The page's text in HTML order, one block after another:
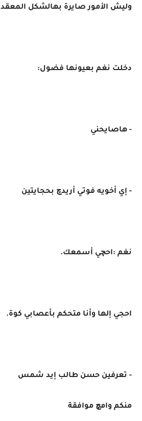
وليش الأمور صايرة بهالشكل المعقد
دخلت نغم بعيونها فضول:
- هاصايحني
- إي أخويه فوتي أريدچ بحجايتين
نغم :احچي أسمعك.
احجي إلها وأنا متحكم بأعصابي كوة.
- تعرفين حسن طالب إيد شمس
منكم وامچ موافقة